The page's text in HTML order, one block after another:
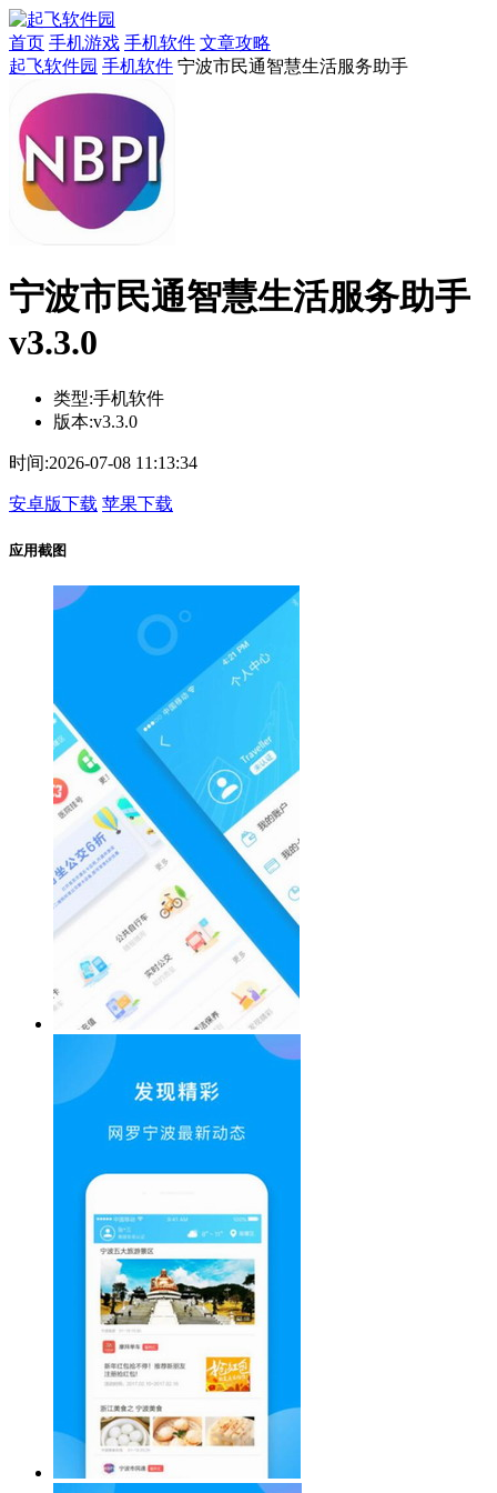
首页 手机游戏 手机软件 文章攻略
起飞软件园 手机软件 宁波市民通智慧生活服务助手
宁波市民通智慧生活服务助手
v3.3.0
类型:手机软件
版本:v3.3.0
时间:2026-07-08 11:13:34
安卓版下载 苹果下载
应用截图